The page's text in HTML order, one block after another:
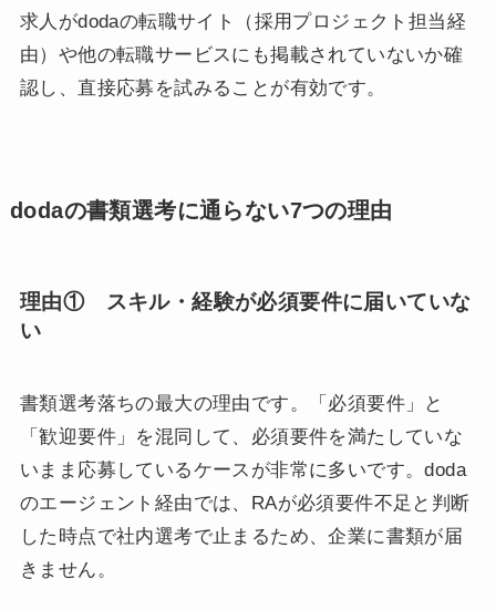
求人がdodaの転職サイト（採用プロジェクト担当経
由）や他の転職サービスにも掲載されていないか確
認し、直接応募を試みることが有効です。
dodaの書類選考に通らない7つの理由
理由① スキル・経験が必須要件に届いていな
い
書類選考落ちの最大の理由です。「必須要件」と
「歓迎要件」を混同して、必須要件を満たしていな
いまま応募しているケースが非常に多いです。doda
のエージェント経由では、RAが必須要件不足と判断
した時点で社内選考で止まるため、企業に書類が届
きません。